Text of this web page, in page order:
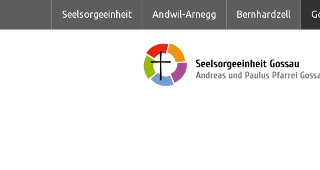
Seelsorgeeinheit Andwil-Arnegg Bernhardzell